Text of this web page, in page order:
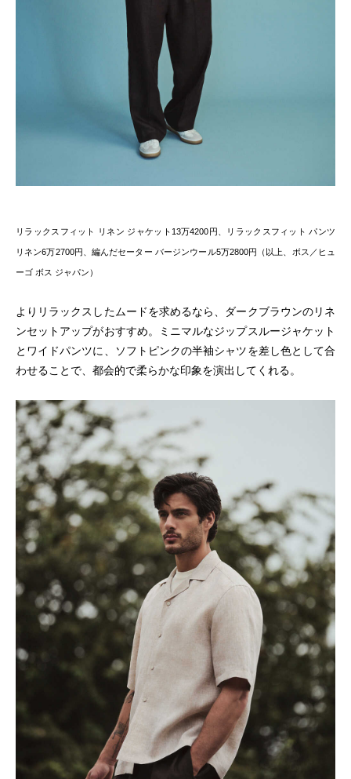
リラックスフィット リネン ジャケット13万4200円、リラックスフィット パンツ
リネン6万2700円、編んだセーター バージンウール5万2800円（以上、ボス／ヒュ
ーゴ ボス ジャパン）
よりリラックスしたムードを求めるなら、ダークブラウンのリネ
ンセットアップがおすすめ。ミニマルなジップスルージャケット
とワイドパンツに、ソフトピンクの半袖シャツを差し色として合
わせることで、都会的で柔らかな印象を演出してくれる。